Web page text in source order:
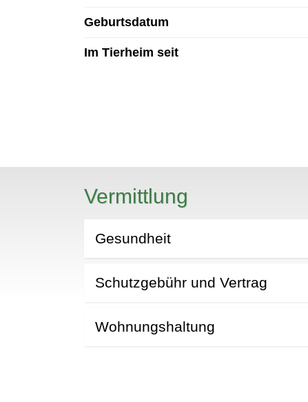
Geburtsdatum
Im Tierheim seit
Vermittlung
Gesundheit
Schutzgebühr und Vertrag
Wohnungshaltung